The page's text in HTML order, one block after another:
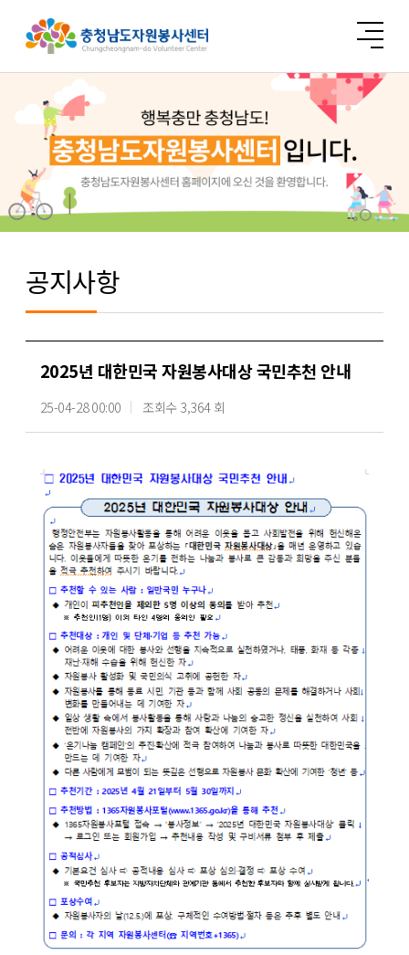
공지사항
2025년 대한민국 자원봉사대상 국민추천 안내
25-04-28 00:00 조회수 3,364 회